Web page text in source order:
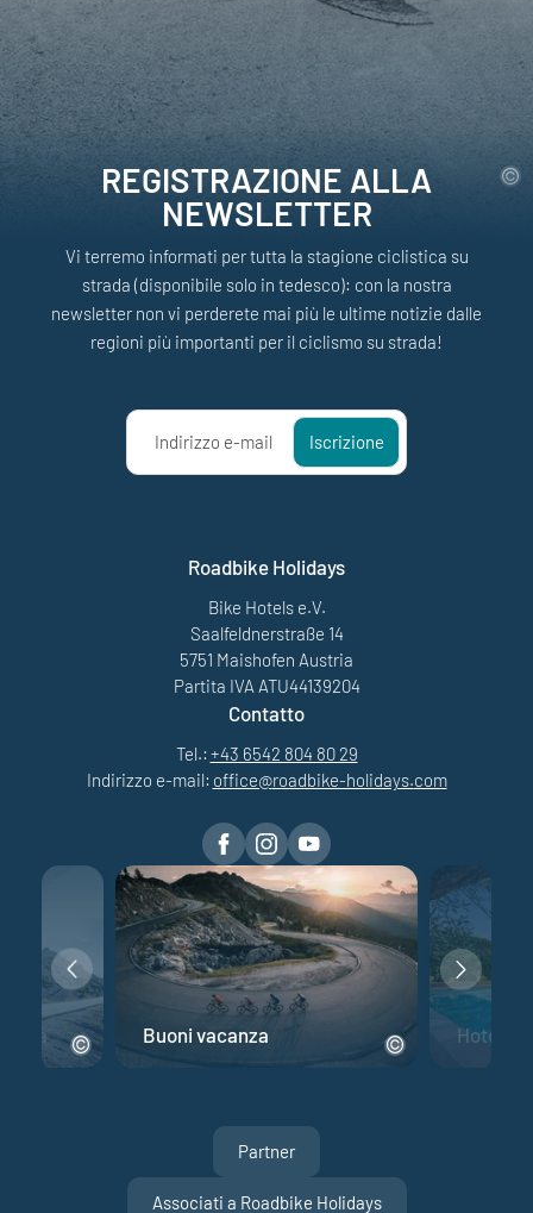
REGISTRAZIONE ALLA
NEWSLETTER
Vi terremo informati per tutta la stagione ciclistica su
strada (disponibile solo in tedesco): con la nostra
newsletter non vi perderete mai più le ultime notizie dalle
regioni più importanti per il ciclismo su strada!
Indirizzo e-mail Iscrizione
Roadbike Holidays
Bike Hotels e.V.
Saalfeldnerstraße 14
5751 Maishofen Austria
Partita IVA ATU44139204
Contatto
Tel.: +43 6542 804 80 29
Indirizzo e-mail: office@roadbike-holidays.com
Buoni vacanza Hotel
Partner
Associati a Roadbike Holidays